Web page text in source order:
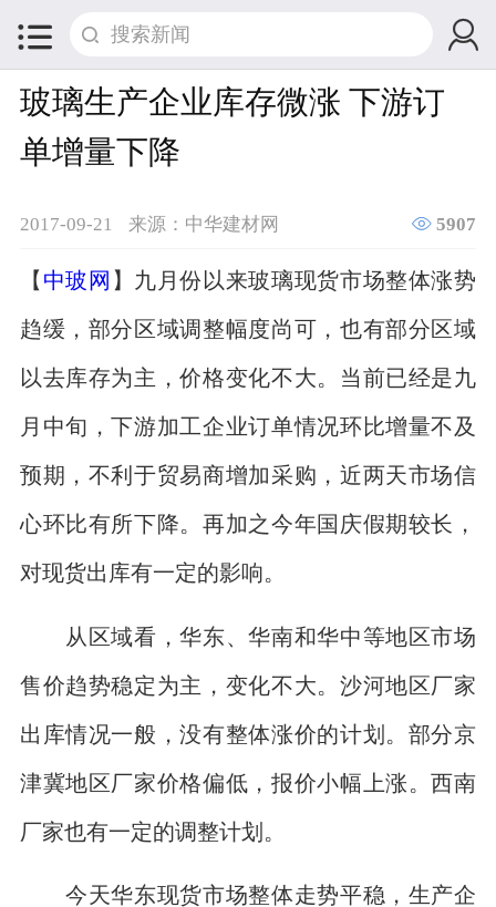
 
玻璃生产企业库存微涨 下游订
单增量下降
2017-09-21 来源：中华建材网  5907
【 中玻网 】九月份以来玻璃现货市场整体涨势
趋缓，部分区域调整幅度尚可，也有部分区域
以去库存为主，价格变化不大。当前已经是九
月中旬，下游加工企业订单情况环比增量不及
预期，不利于贸易商增加采购，近两天市场信
心环比有所下降。再加之今年国庆假期较长，
对现货出库有一定的影响。
从区域看，华东、华南和华中等地区市场
售价趋势稳定为主，变化不大。沙河地区厂家
出库情况一般，没有整体涨价的计划。部分京
津冀地区厂家价格偏低，报价小幅上涨。西南
厂家也有一定的调整计划。
今天华东现货市场整体走势平稳，生产企